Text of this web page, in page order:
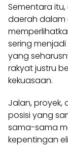
Sementara
daerah dalam
sering
yang
rakyat justru
kekuasaan.
Jalan, proyek,
posisi yang
sama-sama
kepentingan